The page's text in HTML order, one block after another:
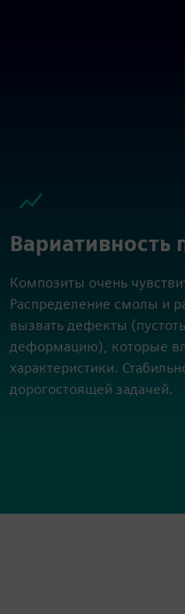
Вариативность
Композиты очень
Распределение смолы и
вызвать дефекты
деформацию), которые
характеристики.
дорогостоящей задачей.